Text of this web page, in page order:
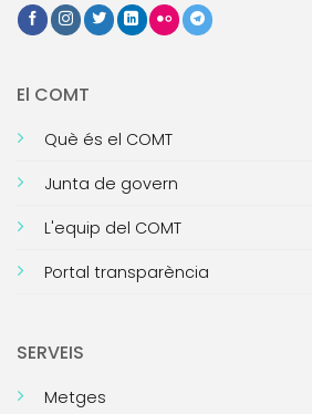
El COMT
Què és el COMT
Junta de govern
L'equip del COMT
Portal transparència
SERVEIS
Metges